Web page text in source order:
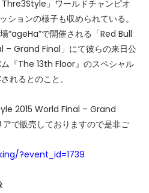
」ワールドチャンピオ
ションの様子も収められている。
で開催される「Red Bull
– Grand Final」にて彼らの来日公
『The 13th Floor』のスペシャル
れるとのこと。
2015 World Final – Grand
で販売しておりますので是非ご
?event_id=1739